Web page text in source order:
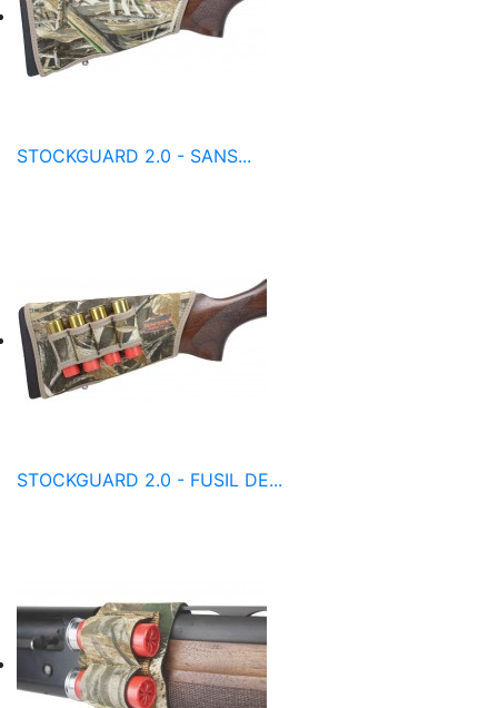
STOCKGUARD 2.0 - SANS...
STOCKGUARD 2.0 - FUSIL DE...